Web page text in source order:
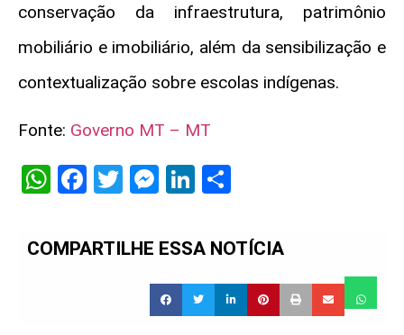
conservação da infraestrutura, patrimônio
mobiliário e imobiliário, além da sensibilização e
contextualização sobre escolas indígenas.
Fonte: Governo MT – MT
WhatsApp
Facebook
Twitter
Messenger
LinkedIn
COMPARTILHE ESSA NOTÍCIA